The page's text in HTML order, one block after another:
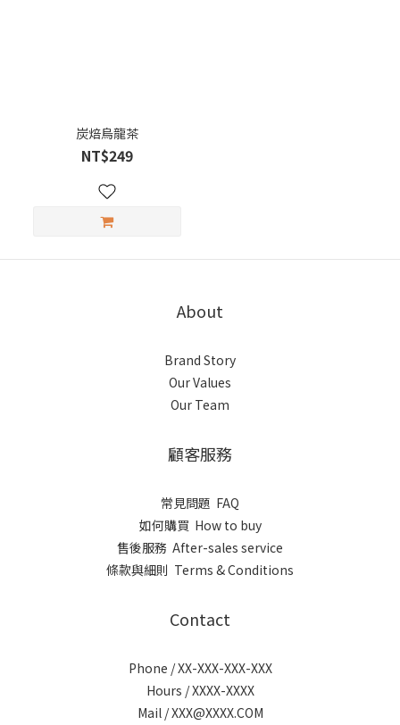
炭焙烏龍茶
NT$249
About
Brand Story
Our Values
Our Team
顧客服務
常見問題 FAQ
如何購買 How to buy
售後服務 After-sales service
條款與細則 Terms & Conditions
Contact
Phone / XX-XXX-XXX-XXX
Hours / XXXX-XXXX
Mail / XXX@XXXX.COM